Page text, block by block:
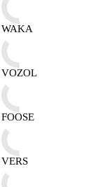
WAKA
VOZOL
FOOSE
VERS